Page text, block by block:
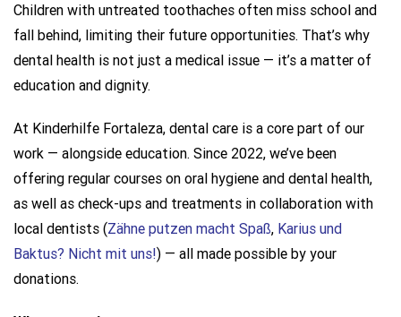
Children with untreated toothaches often miss school and
fall behind, limiting their future opportunities. That’s why
dental health is not just a medical issue — it’s a matter of
education and dignity.
At Kinderhilfe Fortaleza, dental care is a core part of our
work — alongside education. Since 2022, we’ve been
offering regular courses on oral hygiene and dental health,
as well as check-ups and treatments in collaboration with
local dentists (Zähne putzen macht Spaß, Karius und
Baktus? Nicht mit uns!) — all made possible by your
donations.